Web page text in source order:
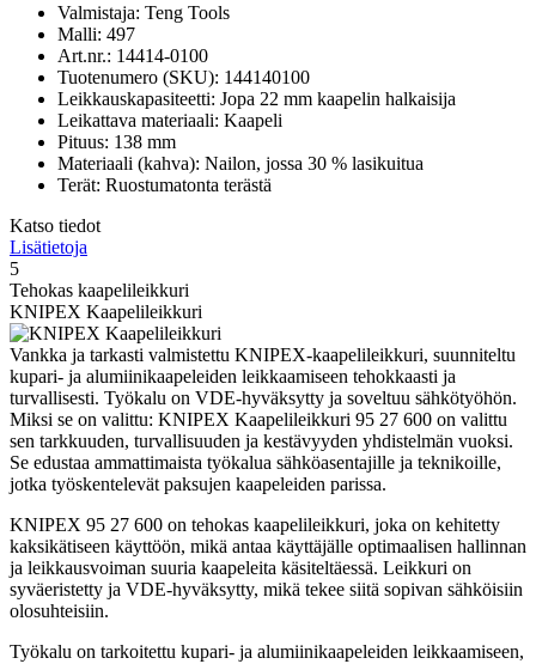
Valmistaja: Teng Tools
Malli: 497
Art.nr.: 14414-0100
Tuotenumero (SKU): 144140100
Leikkauskapasiteetti: Jopa 22 mm kaapelin halkaisija
Leikattava materiaali: Kaapeli
Pituus: 138 mm
Materiaali (kahva): Nailon, jossa 30 % lasikuitua
Terät: Ruostumatonta terästä
Katso tiedot
Lisätietoja
5
Tehokas kaapelileikkuri
KNIPEX Kaapelileikkuri
Vankka ja tarkasti valmistettu KNIPEX-kaapelileikkuri, suunniteltu
kupari- ja alumiinikaapeleiden leikkaamiseen tehokkaasti ja
turvallisesti. Työkalu on VDE-hyväksytty ja soveltuu sähkötyöhön.
Miksi se on valittu: KNIPEX Kaapelileikkuri 95 27 600 on valittu
sen tarkkuuden, turvallisuuden ja kestävyyden yhdistelmän vuoksi.
Se edustaa ammattimaista työkalua sähköasentajille ja teknikoille,
jotka työskentelevät paksujen kaapeleiden parissa.
KNIPEX 95 27 600 on tehokas kaapelileikkuri, joka on kehitetty
kaksikätiseen käyttöön, mikä antaa käyttäjälle optimaalisen hallinnan
ja leikkausvoiman suuria kaapeleita käsiteltäessä. Leikkuri on
syväeristetty ja VDE-hyväksytty, mikä tekee siitä sopivan sähköisiin
olosuhteisiin.
Työkalu on tarkoitettu kupari- ja alumiinikaapeleiden leikkaamiseen,